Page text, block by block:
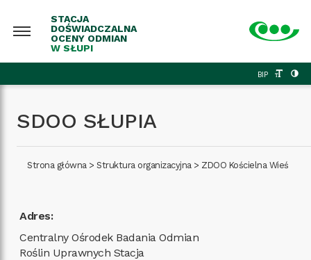
STACJA
DOŚWIADCZALNA
OCENY ODMIAN
W SŁUPI
BIP
SDOO SŁUPIA
Strona główna> Struktura organizacyjna> ZDOO Kościelna Wieś
Adres:
Centralny Ośrodek Badania Odmian
Roślin Uprawnych Stacja